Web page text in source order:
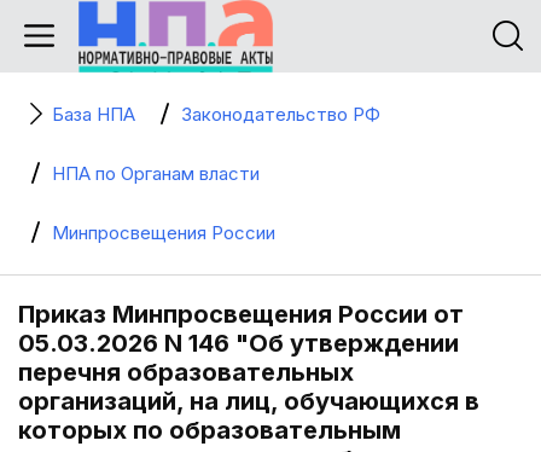
База НПА Законодательство РФ
НПА по Органам власти
Минпросвещения России
Приказ Минпросвещения России от
05.03.2026 N 146 "Об утверждении
перечня образовательных
организаций, на лиц, обучающихся в
которых по образовательным